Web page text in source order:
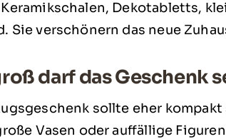
Keramikschalen, Dekotabletts,
Sie verschönern das neue
darf das Geschenk
sollte eher
Vasen oder auffällige